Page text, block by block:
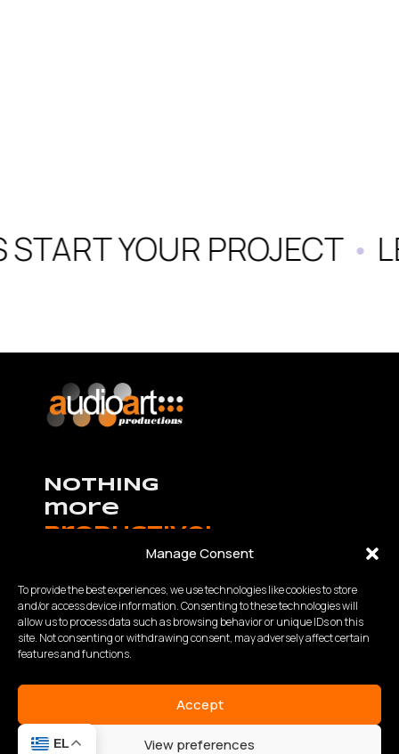
Manage Consent
To provide the best experiences, we use technologies like cookies to store
and/or access device information. Consenting to these technologies will
allow us to process data such as browsing behavior or unique IDs on this
site. Not consenting or withdrawing consent, may adversely affect certain
features and functions.
Accept
View preferences
START YOUR PROJECT•
NOTHING
more
productive!
K.Καραμανλή – Θ.Χαρίση 63 Θεσσαλονίκη,
Τηλ:
2310 840200
- Fax: 2310 934848
Δευτέρα – Παρασκευή | 10:00 – 18:00
EL